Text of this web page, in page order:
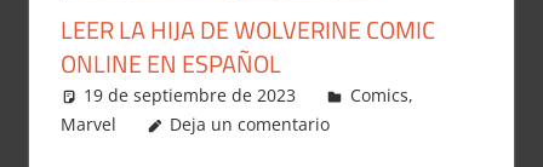
LEER LA HIJA DE WOLVERINE COMIC
ONLINE EN ESPAÑOL
19 de septiembre de 2023 Carlitox Banana
Comics,
Marvel
Deja un comentario